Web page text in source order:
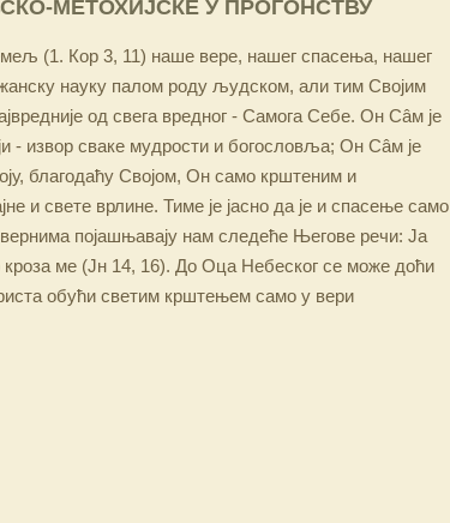
МЕТОХИЈСКЕ У ПРОГОНСТВУ
(1. Кор 3, 11) наше вере, нашег спасења, нашег
науку палом роду људском, али тим Својим
од свега вредног - Самога Себе. Он Сâм је
- извор сваке мудрости и богословља; Он Сâм је
благодаћу Својом, Он само крштеним и
и свете врлине. Тиме је јасно да је и спасење само
појашњавају нам следеће Његове речи: Ја
ме (Јн 14, 16). До Оца Небеског се може доћи
обући светим крштењем само у вери